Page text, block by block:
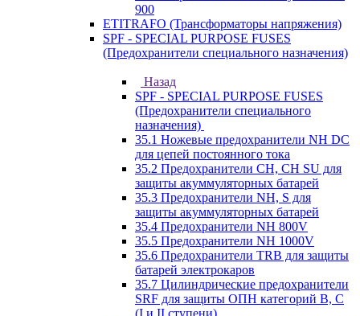
900
ETITRAFO (Трансформаторы напряжения)
SPF - SPECIAL PURPOSE FUSES
(Предохранители специального назначения)
Назад
SPF - SPECIAL PURPOSE FUSES
(Предохранители специального
назначения)
35.1 Ножевые предохранители NH DC
для цепей постоянного тока
35.2 Предохранители CH, CH SU для
защиты акуммуляторных батарей
35.3 Предохранители NH, S для
защиты акуммуляторных батарей
35.4 Предохранители NH 800V
35.5 Предохранители NH 1000V
35.6 Предохранители TRB для защиты
батарей электрокаров
35.7 Цилиндрические предохранители
SRF для защиты ОПН категорий B, C
(I и II ступени)